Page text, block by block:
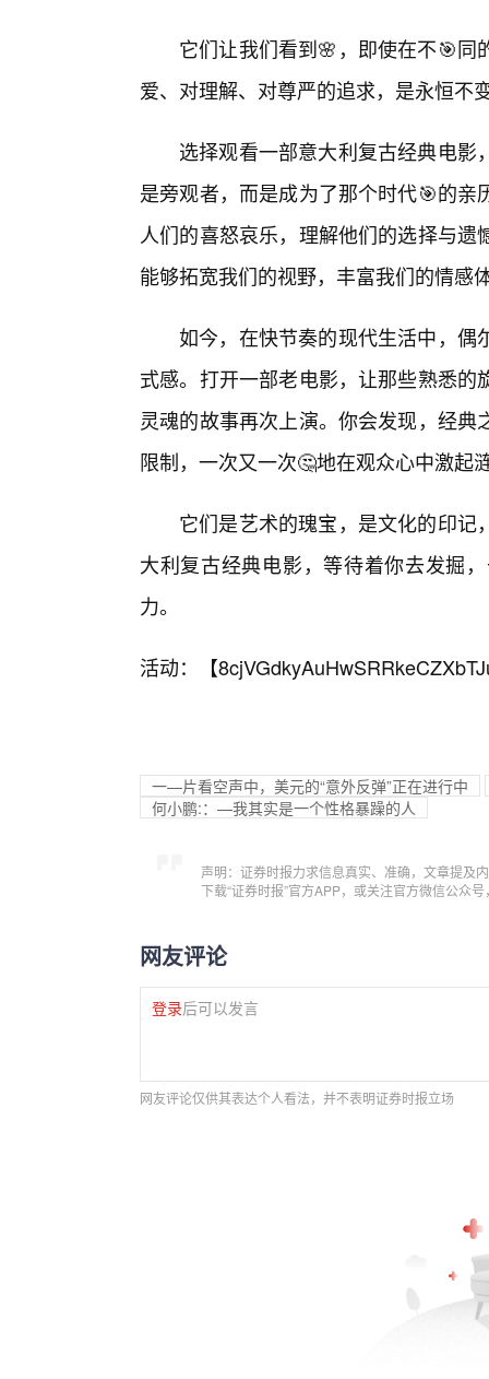
它们让我们看到🌸，即使在不🎯
爱、对理解、对尊严的追求，是永恒不
选择观看一部意大利复古经典电
是旁观者，而是成为了那个时代🎯的
人们的喜怒哀乐，理解他们的选择与
能够拓宽我们的视野，丰富我们的情感
如今，在快节奏的现代生活中，偶
式感。打开一部老电影，让那些熟悉
灵魂的故事再次上演。你会发现，经
限制，一次又一次🤔地在观众心中激起
它们是艺术的瑰宝，是文化的印
大利复古经典电影，等待着你去发掘
力。
活动：【
一—片看空声中，美元的“意外反弹”正在进行中
何小鹏:：—我其实是一个性格暴躁的人
声明：证券时报力求信息真实、准确，文章提及
下载“证券时报”官方APP，或关注官方微信公众
网友评论
登录后可以发言
网友评论仅供其表达个人看法，并不表明证券时报立场